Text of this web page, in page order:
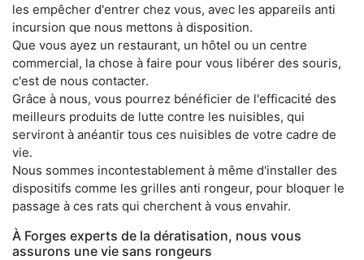
les empêcher d'entrer chez vous, avec les appareils anti
incursion que nous mettons à disposition.
Que vous ayez un restaurant, un hôtel ou un centre
commercial, la chose à faire pour vous libérer des souris,
c'est de nous contacter.
Grâce à nous, vous pourrez bénéficier de l'efficacité des
meilleurs produits de lutte contre les nuisibles, qui
serviront à anéantir tous ces nuisibles de votre cadre de
vie.
Nous sommes incontestablement à même d'installer des
dispositifs comme les grilles anti rongeur, pour bloquer le
passage à ces rats qui cherchent à vous envahir.
À Forges experts de la dératisation, nous vous
assurons une vie sans rongeurs